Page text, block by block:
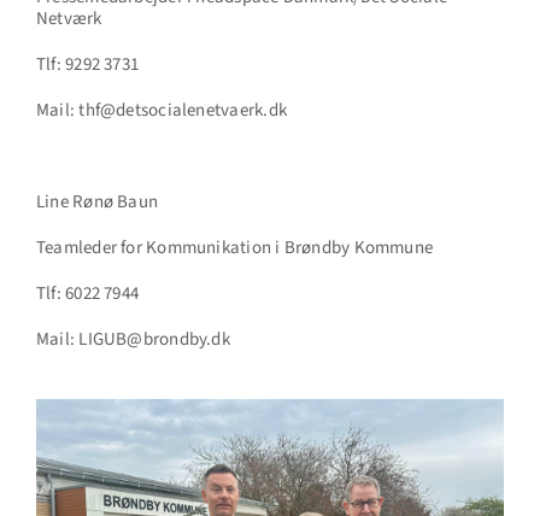
Netværk
Tlf: 9292 3731
Mail: thf@detsocialenetvaerk.dk
Line Rønø Baun
Teamleder for Kommunikation i Brøndby Kommune
Tlf: 6022 7944
Mail: LIGUB@brondby.dk